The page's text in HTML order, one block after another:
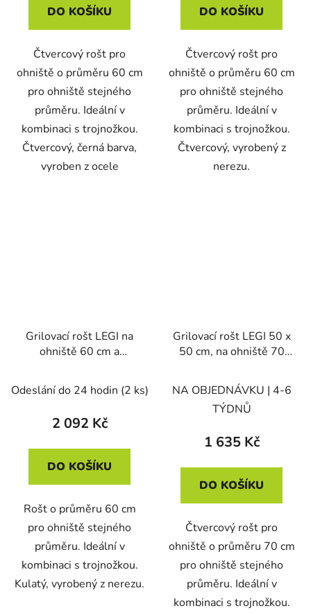
DO KOŠÍKU
Čtvercový rošt pro
ohniště o průměru 60 cm
pro ohniště stejného
průměru. Ideální v
kombinaci s trojnožkou.
Čtvercový, černá barva,
vyroben z ocele
DO KOŠÍKU
Čtvercový rošt pro
ohniště o průměru 60 cm
pro ohniště stejného
průměru. Ideální v
kombinaci s trojnožkou.
Čtvercový, vyrobený z
nerezu.
Grilovací rošt LEGI na
ohniště 60 cm a
Odeslání do 24 hodin (2 ks)
2 092 Kč
DO KOŠÍKU
Rošt o průměru 60 cm
pro ohniště stejného
průměru. Ideální v
kombinaci s trojnožkou.
Kulatý, vyrobený z nerezu.
Grilovací rošt LEGI 50 x
50 cm, na ohniště 70
ocel
NA OBJEDNÁVKU | 4-6
TÝDNŮ
1 635 Kč
DO KOŠÍKU
Čtvercový rošt pro
ohniště o průměru 70 cm
pro ohniště stejného
průměru. Ideální v
kombinaci s trojnožkou.